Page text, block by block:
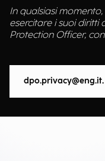
In qualsiasi
esercitare i suoi diritti
Protection Officer,
dpo.privacy@eng.it.